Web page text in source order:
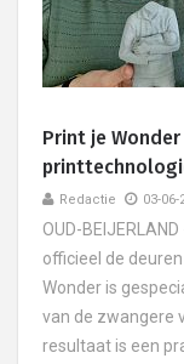
Print je
Redactie 03-06-
OUD-
officieel de
Wonder is
van de zwangere
resultaat is een